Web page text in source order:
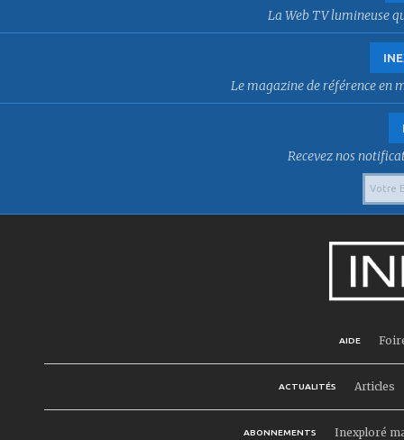
La Web TV lumineuse
Le magazine de référence en
Recevez nos
AIDE
ACTUALITÉS Articles
ABONNEMENTS Inexploré